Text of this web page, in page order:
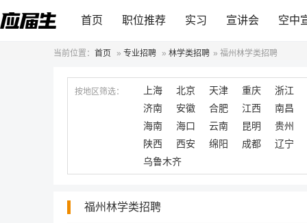
首页 职位推荐 实习 宣讲会 空中
当前位置： 首页 » 专业招聘 » 林学类招聘 » 福州林学类招聘
按地区筛选： 上海 北京 天津 重庆
浙江
济南
安徽 合肥 江西
南昌
海南
海口 云南 昆明
贵州
陕西
西安 绵阳 成都
辽宁
乌鲁木齐
福州林学类招聘